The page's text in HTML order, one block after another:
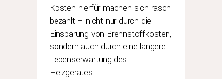
Kosten hierfür machen sich rasch
bezahlt – nicht nur durch die
Einsparung von Brennstoffkosten,
sondern auch durch eine längere
Lebenserwartung des
Heizgerätes.